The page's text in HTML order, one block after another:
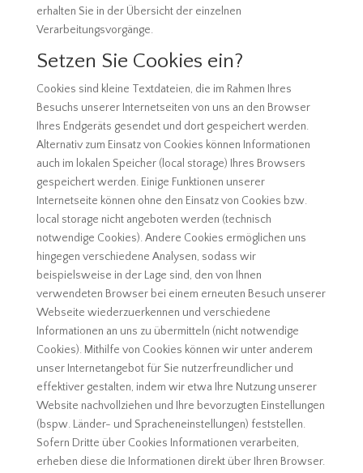
erhalten Sie in der Übersicht der einzelnen
Verarbeitungsvorgänge.
Setzen Sie Cookies ein?
Cookies sind kleine Textdateien, die im Rahmen Ihres
Besuchs unserer Internetseiten von uns an den Browser
Ihres Endgeräts gesendet und dort gespeichert werden.
Alternativ zum Einsatz von Cookies können Informationen
auch im lokalen Speicher (local storage) Ihres Browsers
gespeichert werden. Einige Funktionen unserer
Internetseite können ohne den Einsatz von Cookies bzw.
local storage nicht angeboten werden (technisch
notwendige Cookies). Andere Cookies ermöglichen uns
hingegen verschiedene Analysen, sodass wir
beispielsweise in der Lage sind, den von Ihnen
verwendeten Browser bei einem erneuten Besuch unserer
Webseite wiederzuerkennen und verschiedene
Informationen an uns zu übermitteln (nicht notwendige
Cookies). Mithilfe von Cookies können wir unter anderem
unser Internetangebot für Sie nutzerfreundlicher und
effektiver gestalten, indem wir etwa Ihre Nutzung unserer
Website nachvollziehen und Ihre bevorzugten Einstellungen
(bspw. Länder- und Spracheneinstellungen) feststellen.
Sofern Dritte über Cookies Informationen verarbeiten,
erheben diese die Informationen direkt über Ihren Browser.